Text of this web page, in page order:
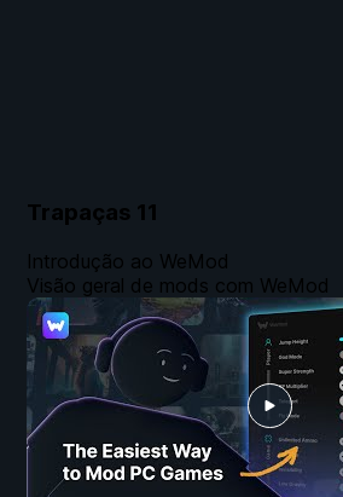
Trapaças 11
Introdução ao WeMod
Visão geral de mods com WeMod